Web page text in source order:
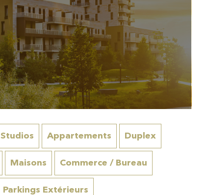
Studios Appartements Duplex
Maisons Commerce / Bureau
Parkings Extérieurs